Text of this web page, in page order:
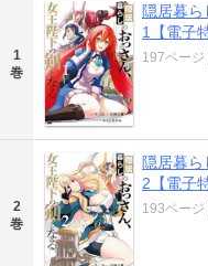
1
巻
隠居暮ら
1【電子
197ページ
2
巻
隠居暮ら
2【電子
193ページ